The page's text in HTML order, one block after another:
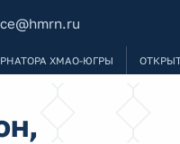
ХМАО-ЮГРЫ